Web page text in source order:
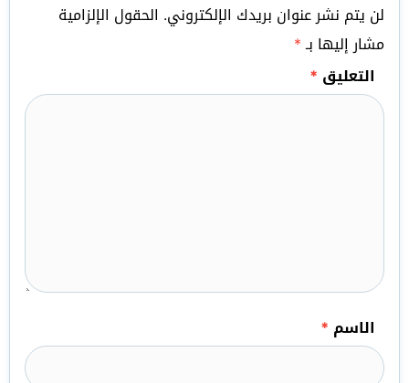
لن يتم نشر عنوان بريدك الإلكتروني. الحقول الإلزامية
مشار إليها بـ*
التعليق *
الاسم *